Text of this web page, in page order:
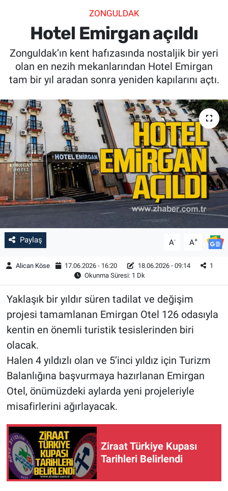
ZONGULDAK
Hotel Emirgan açıldı
Zonguldak’ın kent hafızasında nostaljik bir yeri
olan en nezih mekanlarından Hotel Emirgan
tam bir yıl aradan sonra yeniden kapılarını açtı.
Paylaş A- A+
Alican Köse 17.06.2026 - 16:20 18.06.2026 - 09:14
1
Okunma Süresi: 1 Dk
Yaklaşık bir yıldır süren tadilat ve değişim
projesi tamamlanan Emirgan Otel 126 odasıyla
kentin en önemli turistik tesislerinden biri
olacak.
Halen 4 yıldızlı olan ve 5’inci yıldız için Turizm
Balanlığına başvurmaya hazırlanan Emirgan
Otel, önümüzdeki aylarda yeni projeleriyle
misafirlerini ağırlayacak.
Ziraat Türkiye Kupası
Tarihleri Belirlendi
SAĞLIK